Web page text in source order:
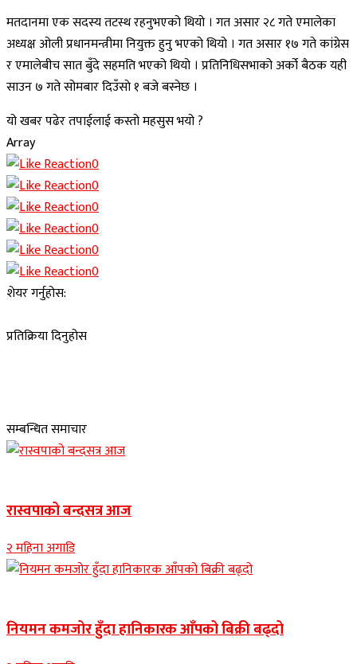
मतदानमा एक सदस्य तटस्थ रहनुभएको थियो । गत असार २८ गते एमालेका
अध्यक्ष ओली प्रधानमन्त्रीमा नियुक्त हुनु भएको थियो । गत असार १७ गते कांग्रेस
र एमालेबीच सात बुँदे सहमति भएको थियो । प्रतिनिधिसभाको अर्को बैठक यही
साउन ७ गते सोमबार दिउँसाे १ बजे बस्नेछ ।
यो खबर पढेर तपाईलाई कस्तो महसुस भयो ?
Array
0
0
0
0
0
0
शेयर गर्नुहोस:
प्रतिक्रिया दिनुहोस
सम्बन्धित समाचार
रास्वपाको बन्दसत्र आज
२ महिना अगाडि
नियमन कमजोर हुँदा हानिकारक आँपको बिक्री बढ्दो